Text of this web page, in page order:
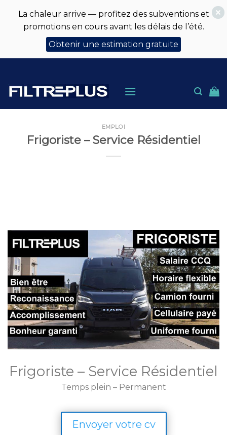
content
EMPLOI
Frigoriste – Service Résidentiel
Frigoriste – Service Résidentiel
Temps plein – Permanent
Envoyer votre cv
La chaleur arrive — profitez des subventions et
promotions en cours avant les délais de l’été.
Obtenir une estimation gratuite